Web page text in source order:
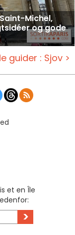
Michel,
og gode
guider : Sjov >
et en Île
>